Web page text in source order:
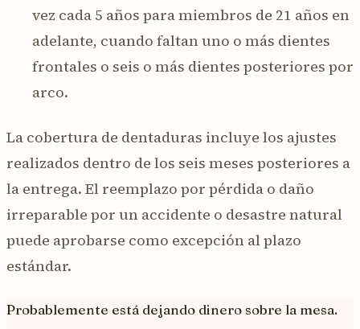
vez cada 5 años para miembros de 21 años en
adelante, cuando faltan uno o más dientes
frontales o seis o más dientes posteriores por
arco.
La cobertura de dentaduras incluye los ajustes
realizados dentro de los seis meses posteriores a
la entrega. El reemplazo por pérdida o daño
irreparable por un accidente o desastre natural
puede aprobarse como excepción al plazo
estándar.
Probablemente está dejando dinero sobre la mesa.